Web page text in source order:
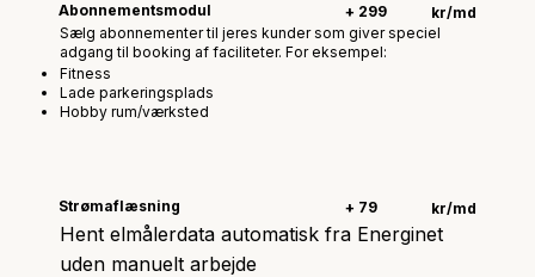
Abonnementsmodul + 299
kr/md
Sælg abonnementer til jeres kunder som giver speciel
adgang til booking af faciliteter. For eksempel:
Fitness
Lade parkeringsplads
Hobby rum/værksted
Strømaflæsning + 79 kr/md
Hent elmålerdata automatisk fra Energinet
uden manuelt arbejde